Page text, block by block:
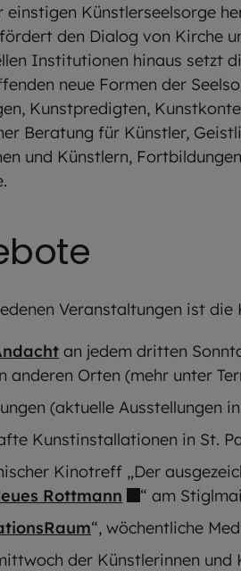
einstigen Künstlerseelsorge
den Dialog von Kirche
Institutionen hinaus setzt
neue Formen der
Kunstpredigten,
Beratung für Künstler,
und Künstlern,
Veranstaltungen ist
an jedem dritten
anderen Orten (mehr unter
(aktuelle Ausstellungen
Kunstinstallationen in St.
Kinotreff „Der
Rottmann
“ am
“, wöchentliche
der Künstlerinnen und